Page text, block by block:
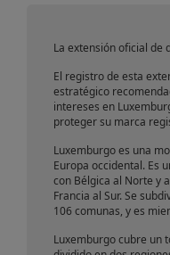
La extensión oficial de
El registro de esta
estratégico
intereses en
proteger su marca
Luxemburgo es una
Europa occidental. Es
con Bélgica al Norte y
Francia al Sur. Se
106 comunas, y es
Luxemburgo cubre un